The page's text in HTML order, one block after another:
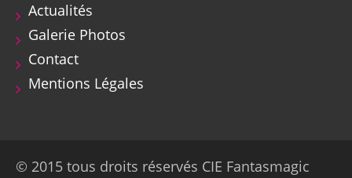
Actualités
Galerie Photos
Contact
Mentions Légales
© 2015 tous droits réservés CIE Fantasmagic